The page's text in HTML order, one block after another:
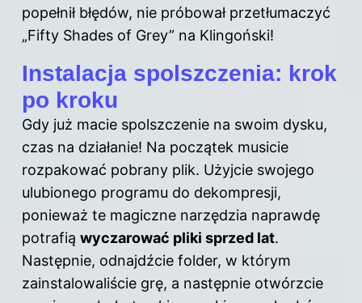
popełnił błędów, nie próbował przetłumaczyć
„Fifty Shades of Grey” na Klingoński!
Instalacja spolszczenia: krok
po kroku
Gdy już macie spolszczenie na swoim dysku,
czas na działanie! Na początek musicie
rozpakować pobrany plik. Użyjcie swojego
ulubionego programu do dekompresji,
ponieważ te magiczne narzędzia naprawdę
potrafią wyczarować pliki sprzed lat.
Następnie, odnajdźcie folder, w którym
zainstalowaliście grę, a następnie otwórzcie